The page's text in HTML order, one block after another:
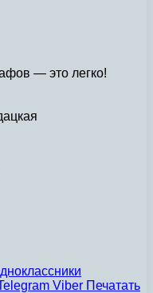
— это легко!
Viber Печатать